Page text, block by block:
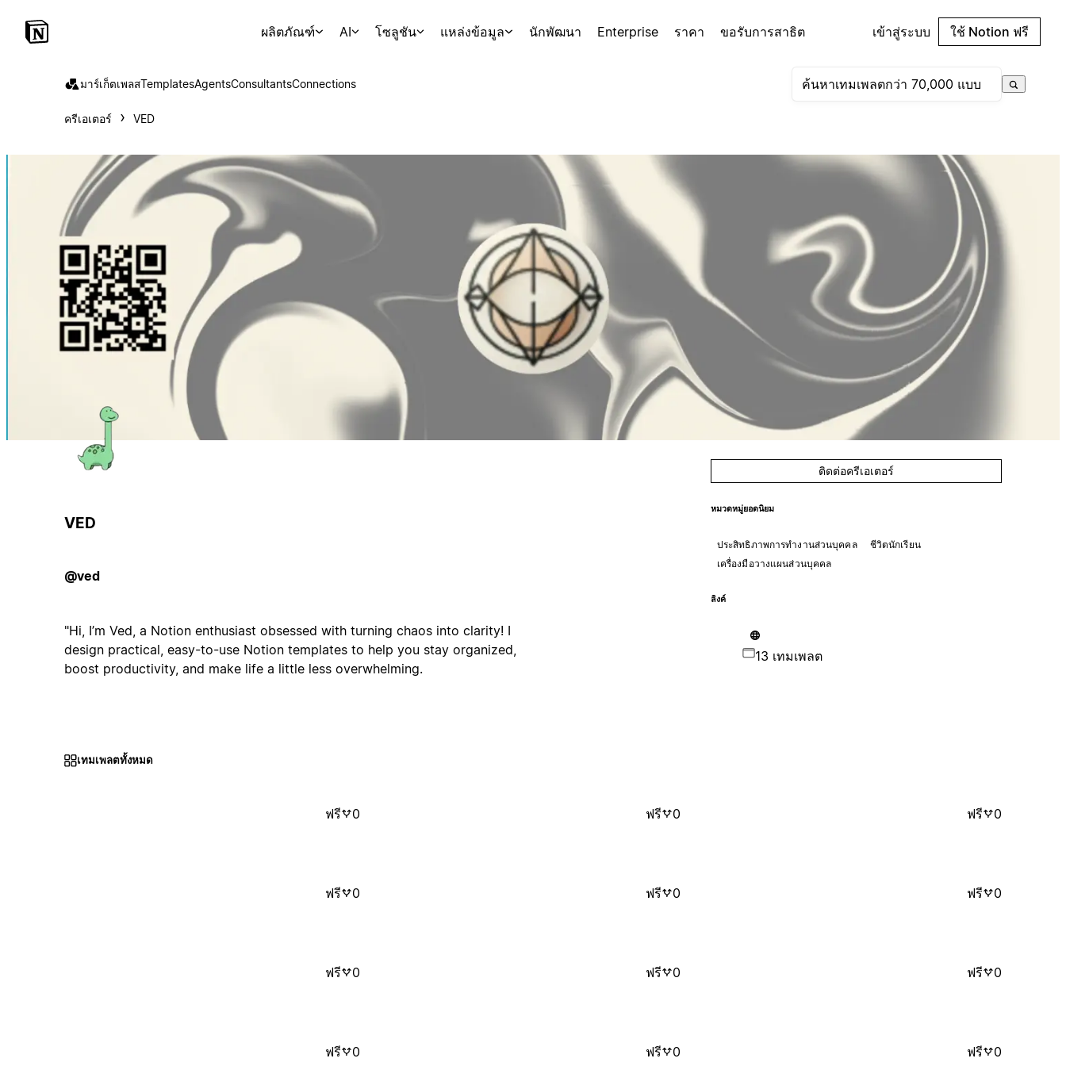
ผลิตภัณฑ์ AI โซลูชัน แหล่งข้อมูล นักพัฒนา Enterprise ราคา ขอรับการสาธิต เข้าสู่ระบบ ใช้ Notion ฟรี
มาร์เก็ตเพลสTemplatesAgentsConsultantsConnections
ครีเอเตอร์ VED
VED
@ved
"Hi, I’m Ved, a Notion enthusiast obsessed with turning chaos into clarity! I
design practical, easy-to-use Notion templates to help you stay organized,
boost productivity, and make life a little less overwhelming.
ติดต่อครีเอเตอร์
หมวดหมู่ยอดนิยม
ประสิทธิภาพการทำงานส่วนบุคคล
ชีวิตนักเรียน
เครื่องมือวางแผนส่วนบุคคล
ลิงค์
13 เทมเพลต
เทมเพลตทั้งหมด
ฟรี 0 ฟรี 0 ฟรี 0
ฟรี 0 ฟรี 0 ฟรี 0
ฟรี 0 ฟรี 0 ฟรี 0
ฟรี 0 ฟรี 0 ฟรี 0